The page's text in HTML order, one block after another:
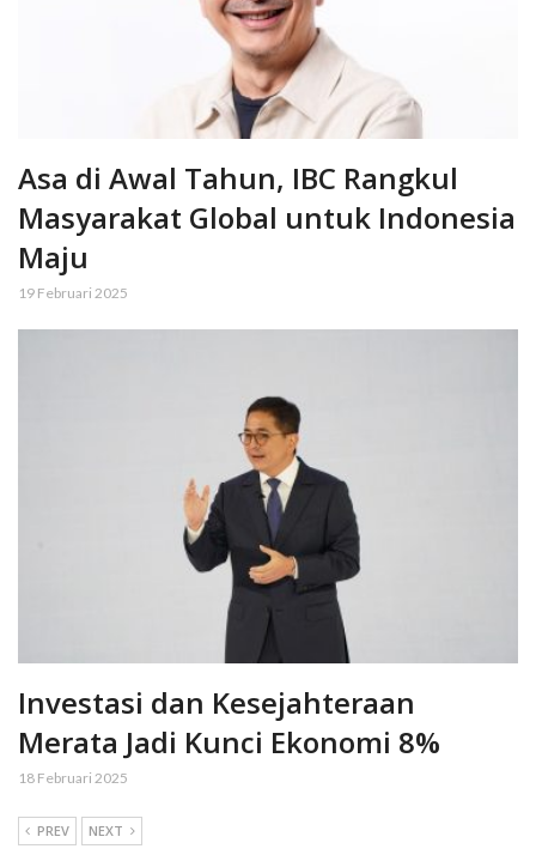
Asa di Awal Tahun, IBC Rangkul
Masyarakat Global untuk Indonesia
Maju
19 Februari 2025
Investasi dan Kesejahteraan
Merata Jadi Kunci Ekonomi 8%
18 Februari 2025
PREV NEXT